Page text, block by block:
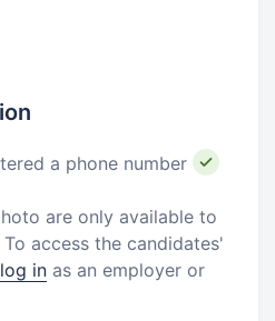
a phone number
are only available to
access the candidates'
log in as an employer or